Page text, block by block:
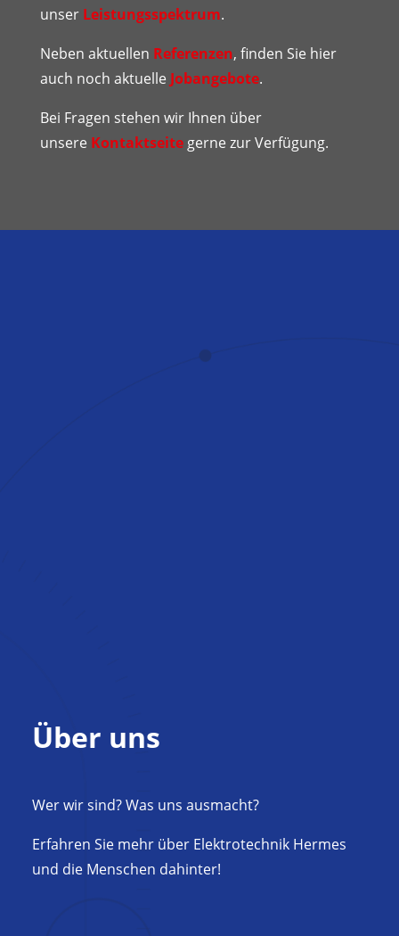
unser Leistungsspektrum.
Neben aktuellen Referenzen, finden Sie hier
auch noch aktuelle Jobangebote.
Bei Fragen stehen wir Ihnen über
unsere Kontaktseite gerne zur Verfügung.
Über uns
Wer wir sind? Was uns ausmacht?
Erfahren Sie mehr über Elektrotechnik Hermes
und die Menschen dahinter!